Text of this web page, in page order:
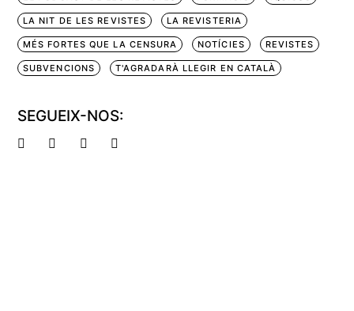
LA NIT DE LES REVISTES LA REVISTERIA
MÉS FORTES QUE LA CENSURA NOTÍCIES REVISTES
SUBVENCIONS T'AGRADARÀ LLEGIR EN CATALÀ
SEGUEIX-NOS: